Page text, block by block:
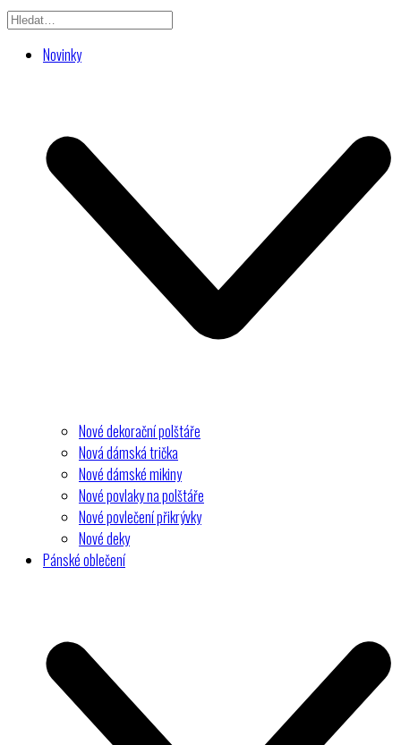
Novinky
Nové dekorační polštáře
Nová dámská trička
Nové dámské mikiny
Nové povlaky na polštáře
Nové povlečení přikrývky
Nové deky
Pánské oblečení